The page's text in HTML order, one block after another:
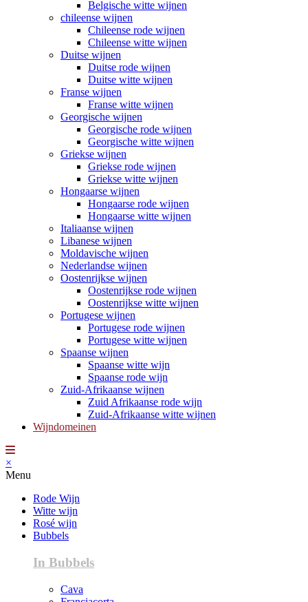
Belgische witte wijnen
chileense wijnen
Chileense rode wijnen
Chileense witte wijnen
Duitse wijnen
Duitse rode wijnen
Duitse witte wijnen
Franse wijnen
Franse witte wijnen
Georgische wijnen
Georgische rode wijnen
Georgische witte wijnen
Griekse wijnen
Griekse rode wijnen
Griekse witte wijnen
Hongaarse wijnen
Hongaarse rode wijnen
Hongaarse witte wijnen
Italiaanse wijnen
Libanese wijnen
Moldavische wijnen
Nederlandse wijnen
Oostenrijkse wijnen
Oostenrijkse rode wijnen
Oostenrijkse witte wijnen
Portugese wijnen
Portugese rode wijnen
Portugese witte wijnen
Spaanse wijnen
Spaanse witte wijn
Spaanse rode wijn
Zuid-Afrikaanse wijnen
Zuid Afrikaanse rode wijn
Zuid-Afrikaanse witte wijnen
Wijndomeinen
×
Menu
Rode Wijn
Witte wijn
Rosé wijn
Bubbels
In Bubbels
Cava